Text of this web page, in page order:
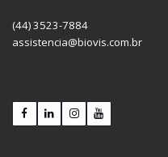
(44) 3523-7884
assistencia@biovis.com.br